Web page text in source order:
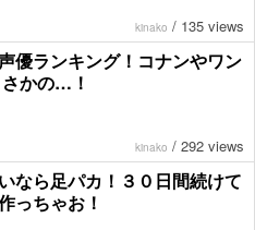
kinako / 135 views
優ランキング！コナンやワン
かの…！
kinako / 292 views
なら足パカ！３０日間続けて
っちゃお！